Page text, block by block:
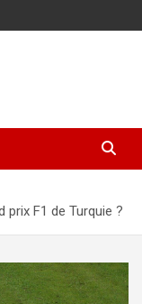
moto
prix F1 de Turquie ?